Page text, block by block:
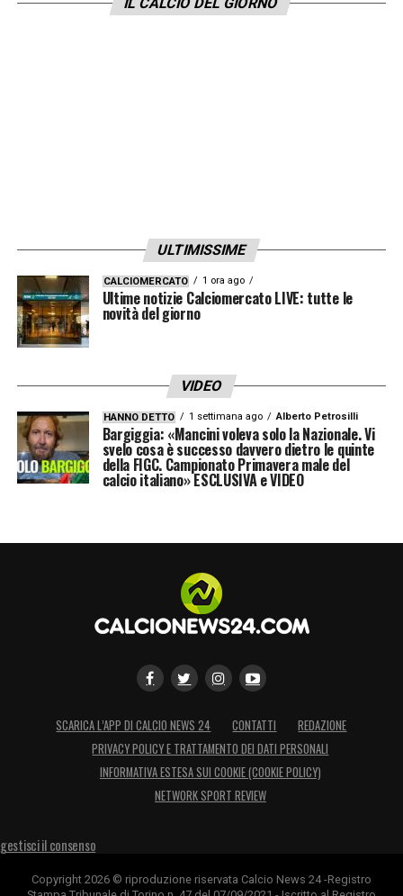
ULTIMISSIME
CALCIOMERCATO 1 ora ago
Ultime notizie Calciomercato LIVE: tutte le
novità del giorno
VIDEO
HANNO DETTO 1 settimana ago Alberto Petrosilli
Bargiggia: «Mancini voleva solo la Nazionale. Vi
svelo cosa è successo davvero dietro le quinte
della FIGC. Campionato Primavera male del
calcio italiano» ESCLUSIVA e VIDEO
SCARICA L’APP DI CALCIO NEWS 24 CONTATTI
REDAZIONE
PRIVACY POLICY E TRATTAMENTO DEI DATI PERSONALI
INFORMATIVA ESTESA SUI COOKIE (COOKIE POLICY)
NETWORK SPORT REVIEW
gestisci il consenso
Copyright 2026 © riproduzione riservata Calcio News 24 -Registro